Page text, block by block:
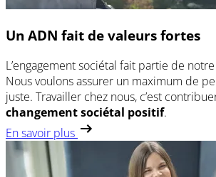
Un ADN fait de valeurs fortes
L’engagement sociétal fait partie de
Nous voulons assurer un maximum de
juste. Travailler chez nous, c’est
changement sociétal positif.
En savoir plus